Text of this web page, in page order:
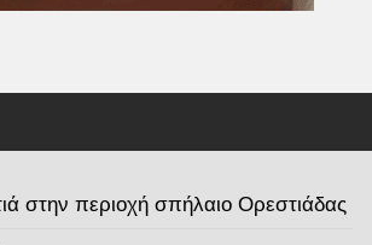
στην περιοχή σπήλαιο Ορεστιάδας